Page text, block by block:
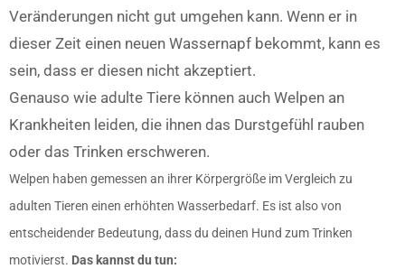
Veränderungen nicht gut umgehen kann. Wenn er in
dieser Zeit einen neuen Wassernapf bekommt, kann es
sein, dass er diesen nicht akzeptiert.
Genauso wie adulte Tiere können auch Welpen an
Krankheiten leiden, die ihnen das Durstgefühl rauben
oder das Trinken erschweren.
Welpen haben gemessen an ihrer Körpergröße im Vergleich zu
adulten Tieren einen erhöhten Wasserbedarf. Es ist also von
entscheidender Bedeutung, dass du deinen Hund zum Trinken
motivierst. Das kannst du tun: